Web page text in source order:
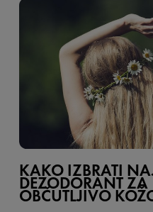
KAKO IZBRATI
DEZODORANT ZA
OBČUTLJIVO